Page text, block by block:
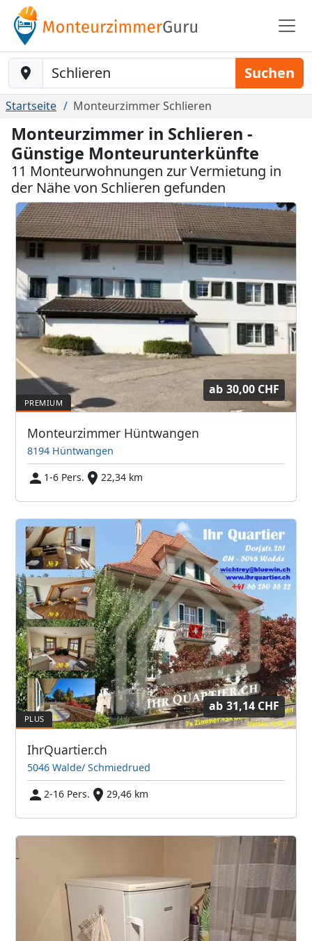
Baustelle-Location Suchen
Startseite Monteurzimmer Schlieren
Monteurzimmer in Schlieren -
Günstige Monteurunterkünfte
11 Monteurwohnungen zur Vermietung in
der Nähe von Schlieren gefunden
ab 30,00 CHF
Monteurzimmer Hüntwangen
8194 Hüntwangen
1-6 Pers.
22,34 km
ab 31,14 CHF
IhrQuartier.ch
5046 Walde/ Schmiedrued
2-16 Pers.
29,46 km